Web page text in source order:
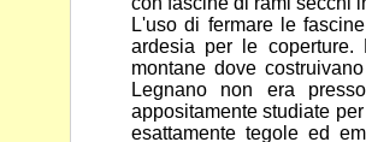
L'uso di fermare le
ardesia per le
montane dove
Legnano non era
appositamente studiate
esattamente tegole ed